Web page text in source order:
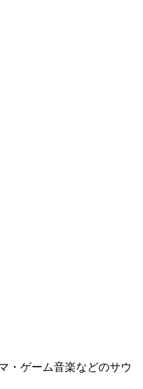
・ゲーム音楽などのサウ